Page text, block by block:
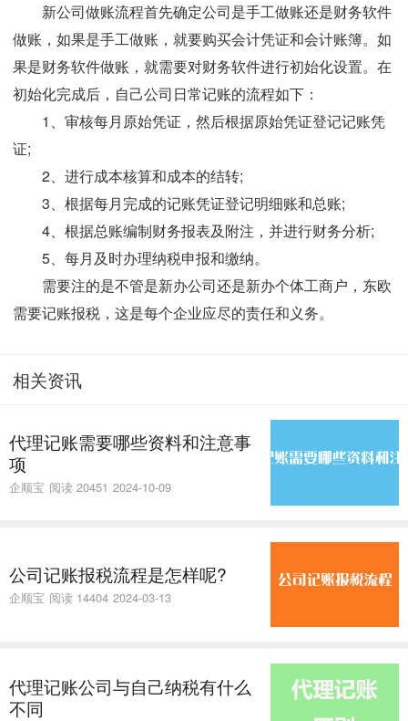
新公司做账流程首先确定公司是手工做账还是财务软件
做账，如果是手工做账，就要购买会计凭证和会计账簿。如
果是财务软件做账，就需要对财务软件进行初始化设置。在
初始化完成后，自己公司日常记账的流程如下：
1、审核每月原始凭证，然后根据原始凭证登记记账凭
证;
2、进行成本核算和成本的结转;
3、根据每月完成的记账凭证登记明细账和总账;
4、根据总账编制财务报表及附注，并进行财务分析;
5、每月及时办理纳税申报和缴纳。
需要注的是不管是新办公司还是新办个体工商户，东欧
需要记账报税，这是每个企业应尽的责任和义务。
相关资讯
代理记账需要哪些资料和注意事
项
企顺宝 阅读 20451 2024-10-09
公司记账报税流程是怎样呢?
企顺宝 阅读 14404 2024-03-13
代理记账公司与自己纳税有什么
不同